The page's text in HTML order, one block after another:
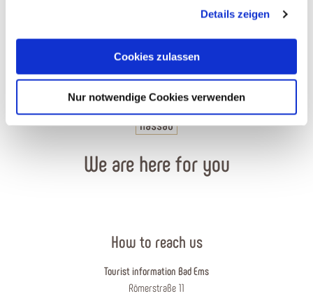
Cookies, wenn Sie unsere Webseite weiterhin nutzen.
Details zeigen
Cookies zulassen
Nur notwendige Cookies verwenden
We are here for you
How to reach us
Tourist information Bad Ems
Römerstraße 11